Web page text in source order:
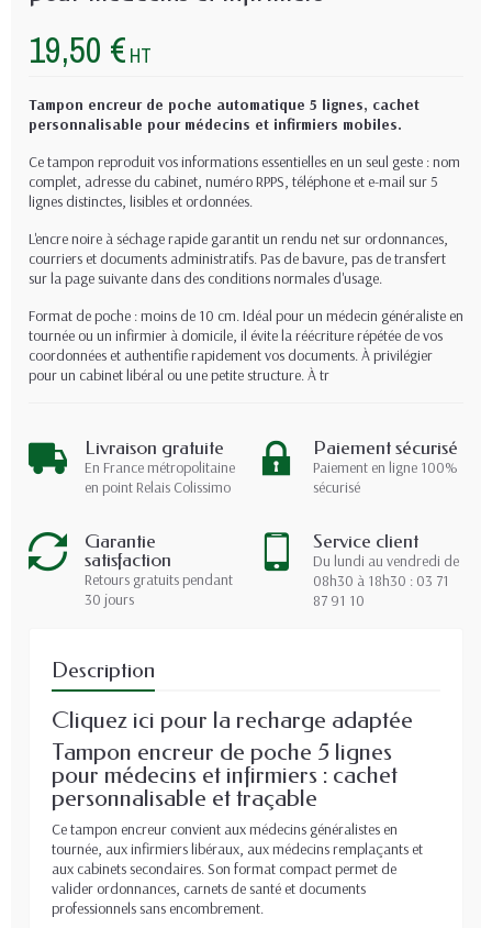
19,50 € HT
Tampon encreur de poche automatique 5 lignes, cachet
personnalisable pour médecins et infirmiers mobiles.
Ce tampon reproduit vos informations essentielles en un seul geste : nom
complet, adresse du cabinet, numéro RPPS, téléphone et e-mail sur 5
lignes distinctes, lisibles et ordonnées.
L'encre noire à séchage rapide garantit un rendu net sur ordonnances,
courriers et documents administratifs. Pas de bavure, pas de transfert
sur la page suivante dans des conditions normales d'usage.
Format de poche : moins de 10 cm. Idéal pour un médecin généraliste en
tournée ou un infirmier à domicile, il évite la réécriture répétée de vos
coordonnées et authentifie rapidement vos documents. À privilégier
pour un cabinet libéral ou une petite structure. À tr
Livraison gratuite
En France métropolitaine
en point Relais Colissimo
Paiement sécurisé
Paiement en ligne 100%
sécurisé
Garantie
satisfaction
Retours gratuits pendant
30 jours
Service client
Du lundi au vendredi de
08h30 à 18h30 : 03 71
87 91 10
Description
Cliquez ici pour la recharge adaptée
Tampon encreur de poche 5 lignes
pour médecins et infirmiers : cachet
personnalisable et traçable
Ce tampon encreur convient aux médecins généralistes en
tournée, aux infirmiers libéraux, aux médecins remplaçants et
aux cabinets secondaires. Son format compact permet de
valider ordonnances, carnets de santé et documents
professionnels sans encombrement.